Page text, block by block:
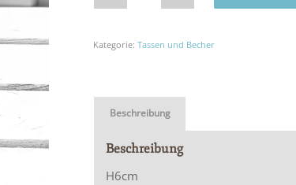
Kategorie:Tassen und Becher
Beschreibung
Beschreibung
H6cm